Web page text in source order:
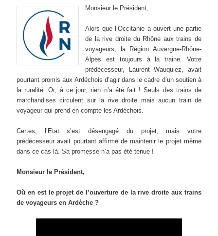
Monsieur le Président,
Alors que l’Occitanie a ouvert une partie
de la rive droite du Rhône aux trains de
voyageurs, la Région Auvergne-Rhône-
Alpes est toujours à la traine. Votre
prédécesseur, Laurent Wauquiez, avait
pourtant promis aux Ardéchois d’agir dans le cadre d’un soutien à
la ruralité. Or, à ce jour, rien n’a été fait ! Seuls des trains de
marchandises circulent sur la rive droite mais aucun train de
voyageur qui prend en compte les Ardéchois.
Certes, l’Etat s’est désengagé du projet, mais votre
prédécesseur avait pourtant affirmé de maintenir le projet même
dans ce cas-là. Sa promesse n’a pas été tenue !
Monsieur le Président,
Où en est le projet de l’ouverture de la rive droite aux trains
de voyageurs en Ardèche ?